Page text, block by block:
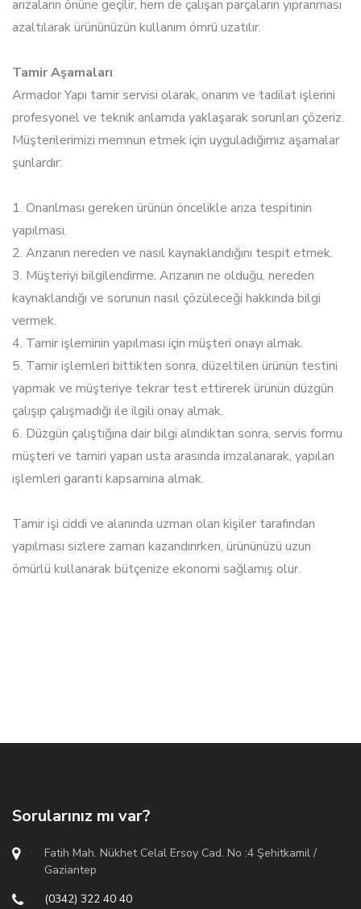
arızaların önüne geçilir, hem de çalışan parçaların yıpranması
azaltılarak ürününüzün kullanım ömrü uzatılır.
Tamir Aşamaları
Armador Yapı tamir servisi olarak, onarım ve tadilat işlerini
profesyonel ve teknik anlamda yaklaşarak sorunları çözeriz.
Müşterilerimizi memnun etmek için uyguladığımız aşamalar
şunlardır:
1. Onarılması gereken ürünün öncelikle arıza tespitinin
yapılması.
2. Arızanın nereden ve nasıl kaynaklandığını tespit etmek.
3. Müşteriyi bilgilendirme. Arızanın ne olduğu, nereden
kaynaklandığı ve sorunun nasıl çözüleceği hakkında bilgi
vermek.
4. Tamir işleminin yapılması için müşteri onayı almak.
5. Tamir işlemleri bittikten sonra, düzeltilen ürünün testini
yapmak ve müşteriye tekrar test ettirerek ürünün düzgün
çalışıp çalışmadığı ile ilgili onay almak.
6. Düzgün çalıştığına dair bilgi alındıktan sonra, servis formu
müşteri ve tamiri yapan usta arasında imzalanarak, yapılan
işlemleri garanti kapsamına almak.
Tamir işi ciddi ve alanında uzman olan kişiler tarafından
yapılması sizlere zaman kazandırırken, ürününüzü uzun
ömürlü kullanarak bütçenize ekonomi sağlamış olur.
Sorularınız mı var?
Fatih Mah. Nükhet Celal Ersoy Cad. No :4 Şehitkamil /
Gaziantep
(0342) 322 40 40